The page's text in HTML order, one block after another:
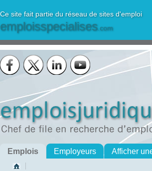
Ce site fait partie du réseau de sites d'emploi
emploisspecialises.com
Emplois Employeurs Afficher